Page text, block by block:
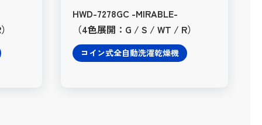
HWD-7278GC -MIRABLE-
（4色展開：G / S / WT / R）
コイン式全自動洗濯乾燥機